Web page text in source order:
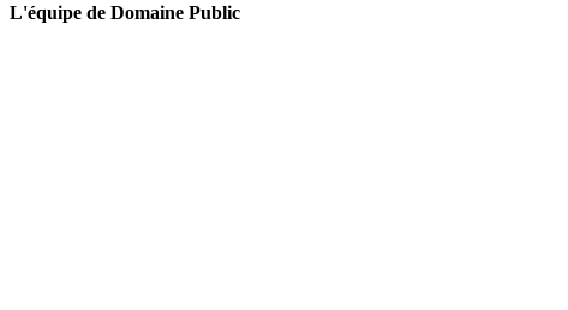
L'équipe de Domaine Public